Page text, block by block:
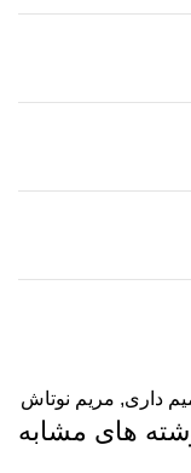
داری, مریم نوتاش
های مشابه